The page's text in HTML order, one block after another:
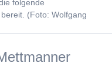
folgende
(Foto: Wolfgang